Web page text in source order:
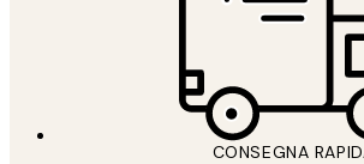
CONSEGNA